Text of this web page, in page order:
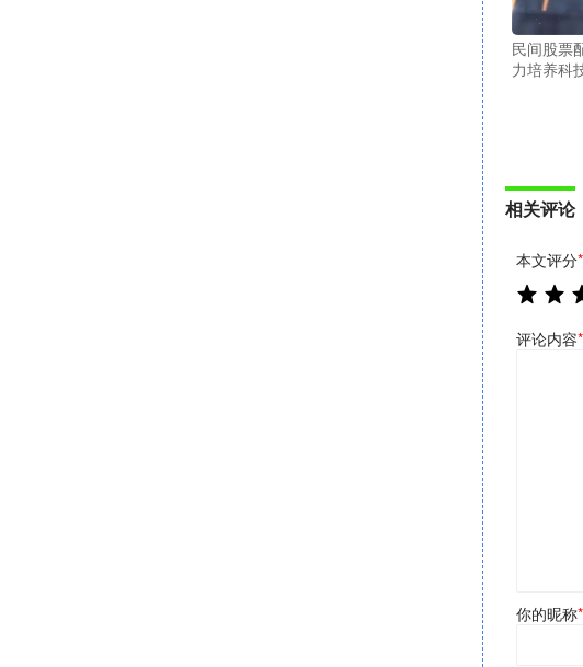
民间股票
力培养科
相关评论
本文评分*
评论内容*
你的昵称*